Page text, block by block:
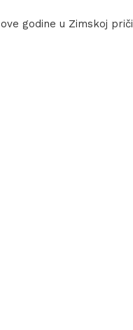
godine u Zimskoj